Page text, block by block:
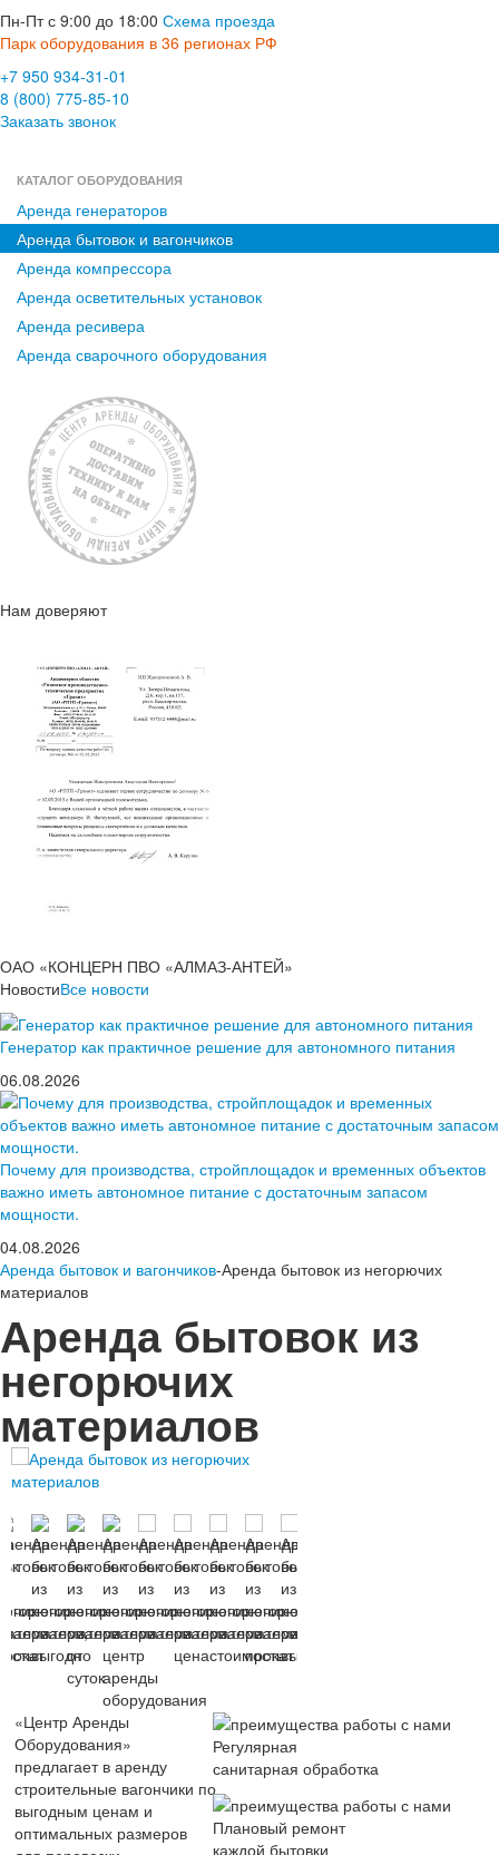
Пн-Пт с 9:00 до 18:00 Схема проезда
Парк оборудования в 36 регионах РФ
+7 950 934-31-01
8 (800) 775-85-10
Заказать звонок
КАТАЛОГ ОБОРУДОВАНИЯ
Аренда генераторов
Аренда бытовок и вагончиков
Аренда компрессора
Аренда осветительных установок
Аренда ресивера
Аренда сварочного оборудования
Нам доверяют
ОАО «КОНЦЕРН ПВО «АЛМАЗ-АНТЕЙ»
НовостиВсе новости
Генератор как практичное решение для автономного питания
06.08.2026
Почему для производства, стройплощадок и временных объектов
важно иметь автономное питание с достаточным запасом
мощности.
04.08.2026
Аренда бытовок и вагончиков-Аренда бытовок из негорючих
материалов
Аренда бытовок из
негорючих
материалов
«Центр Аренды
Оборудования»
предлагает в аренду
строительные вагончики по
выгодным ценам и
оптимальных размеров
Регулярная
санитарная обработка
Плановый ремонт
каждой бытовки